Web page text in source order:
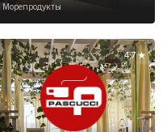
Морепродукты
4,7 ★